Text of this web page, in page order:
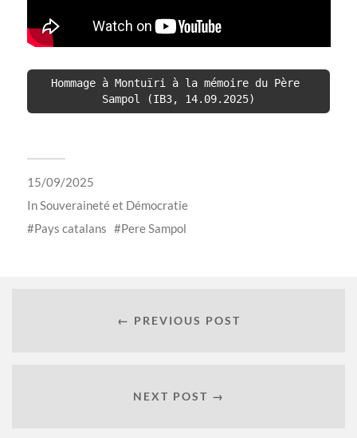
Hommage à Montuïri à la mémoire du Père
Sampol (IB3, 14.09.2025)
15/09/2025
InSouveraineté et Démocratie
Pays catalans
Pere Sampol
← PREVIOUS POST
NEXT POST →